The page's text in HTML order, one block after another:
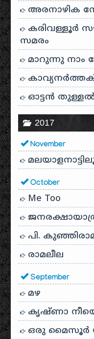
അരനാഴിക
കരിവള്ളൂർ
സമരം
മാറുന്നു നാം
ഓട്ടൻ
2017
November
October
Me Too
പി.
രാമലീല
September
മഴ
കൃഷ്ണാ
ഒരു മൈസൂർ